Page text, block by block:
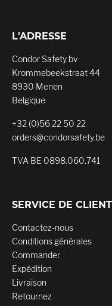
L'ADRESSE
Condor Safety bv
Krommebeekstraat 44
8930 Menen
Belgique
+32 (0)56 22 50 22
orders@condorsafety.be
TVA BE 0898.060.741
SERVICE DE CLIENT
Contactez-nous
Conditions générales
Commander
Expédition
Livraison
Retournez